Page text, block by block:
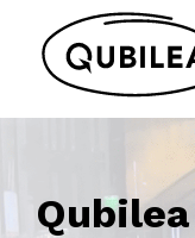
sisältöön